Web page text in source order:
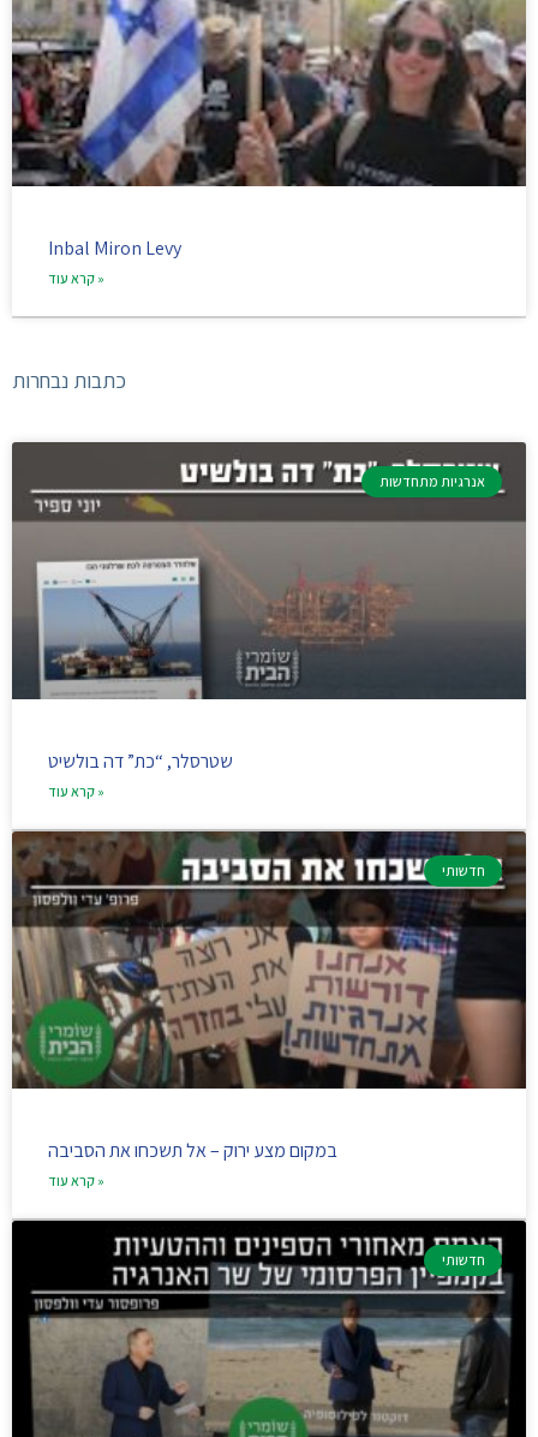
Inbal Miron Levy
קרא עוד »
כתבות נבחרות
אנרגיות מתחדשות
שטרסלר, “כת” דה בולשיט
קרא עוד »
חדשותי
במקום מצע ירוק – אל תשכחו את הסביבה
קרא עוד »
חדשותי